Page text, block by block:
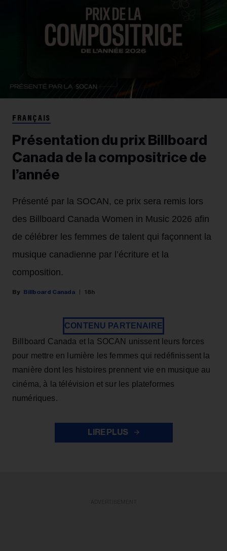
FRANÇAIS
Présentation du prix Billboard
Canada de la compositrice de
l’année
Présenté par la SOCAN, ce prix sera remis lors
des Billboard Canada Women in Music 2026 afin
de célébrer les femmes de talent qui façonnent la
musique canadienne par l’écriture et la
composition.
Billboard Canada 18h
CONTENU PARTENAIRE
Billboard Canada et la SOCAN unissent leurs forces
pour mettre en lumière les femmes qui redéfinissent la
manière dont les histoires prennent vie en musique au
cinéma, à la télévision et sur les plateformes
numériques.
LIRE PLUS